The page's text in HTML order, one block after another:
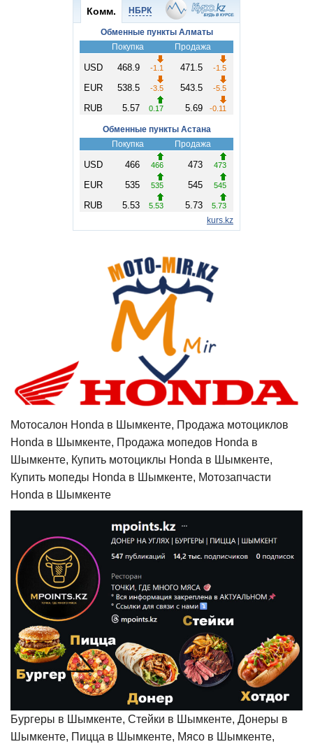
Мотосалон Honda в Шымкенте, Продажа мотоциклов
Honda в Шымкенте, Продажа мопедов Honda в
Шымкенте, Купить мотоциклы Honda в Шымкенте,
Купить мопеды Honda в Шымкенте, Мотозапчасти
Honda в Шымкенте
Бургеры в Шымкенте, Стейки в Шымкенте, Донеры в
Шымкенте, Пицца в Шымкенте, Мясо в Шымкенте,